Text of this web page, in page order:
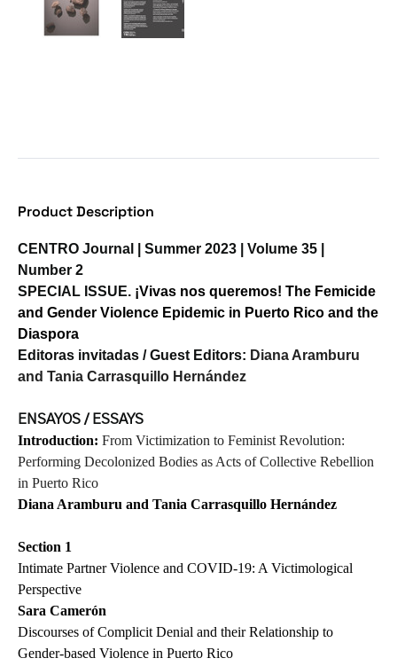
Product Description
CENTRO Journal | Summer 2023 | Volume 35 |
Number 2
SPECIAL ISSUE. ¡Vivas nos queremos! The Femicide
and Gender Violence Epidemic in Puerto Rico and the
Diaspora
Editoras invitadas / Guest Editors: Diana Aramburu
and Tania Carrasquillo Hernández
ENSAYOS / ESSAYS
Introduction: From Victimization to Feminist Revolution:
Performing Decolonized Bodies as Acts of Collective Rebellion
in Puerto Rico
Diana Aramburu and Tania Carrasquillo Hernández
Section 1
Intimate Partner Violence and COVID-19: A Victimological
Perspective
Sara Camerón
Discourses of Complicit Denial and their Relationship to
Gender-based Violence in Puerto Rico